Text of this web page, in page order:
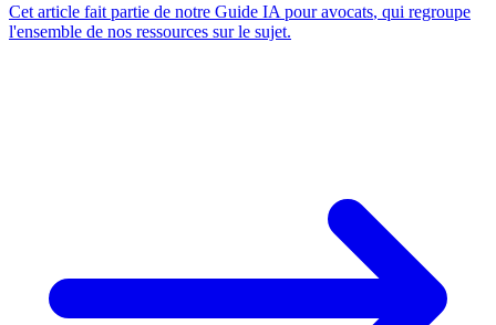
Cet article fait partie de notre Guide IA pour avocats, qui regroupe
l'ensemble de nos ressources sur le sujet.